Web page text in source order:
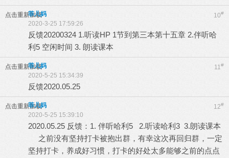
点击重新加载 10#
菲儿妈
2020-3-25 17:59:26
反馈20200324 1.听读HP 1节到第三本第十五章 2.伴听哈
利5 空闲时间 3. 朗读课本
点击重新加载 11#
菲儿妈
2020-5-25 15:34:39
反馈2020.05.25
点击重新加载 12#
菲儿妈
2020-5-25 15:39:10
2020.05.25 反馈：1. 伴听哈利5 2.听读哈利3 3.朗读课本
之前没有坚持打卡被抱出群，有幸这次再回归群，一定
坚持打卡，养成好习惯，打卡的好处太多能够之前的点点